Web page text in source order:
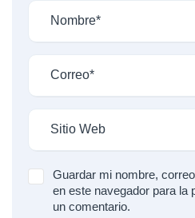
Guardar mi nombre,
en este navegador para la
un comentario.